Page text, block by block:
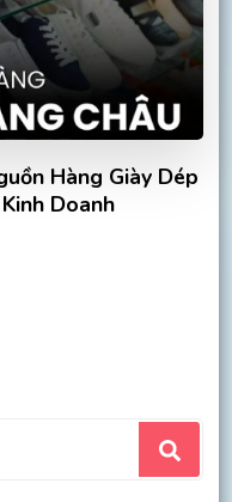
Hàng Giày Dép
Doanh